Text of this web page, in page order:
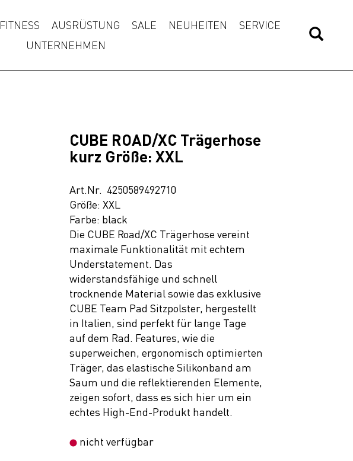
FITNESS AUSRÜSTUNG SALE NEUHEITEN
SERVICE
UNTERNEHMEN
CUBE ROAD/XC Trägerhose
kurz Größe: XXL
Art.Nr. 4250589492710
Größe: XXL
Farbe: black
Die CUBE Road/XC Trägerhose vereint
maximale Funktionalität mit echtem
Understatement. Das
widerstandsfähige und schnell
trocknende Material sowie das exklusive
CUBE Team Pad Sitzpolster, hergestellt
in Italien, sind perfekt für lange Tage
auf dem Rad. Features, wie die
superweichen, ergonomisch optimierten
Träger, das elastische Silikonband am
Saum und die reflektierenden Elemente,
zeigen sofort, dass es sich hier um ein
echtes High-End-Produkt handelt.
nicht verfügbar